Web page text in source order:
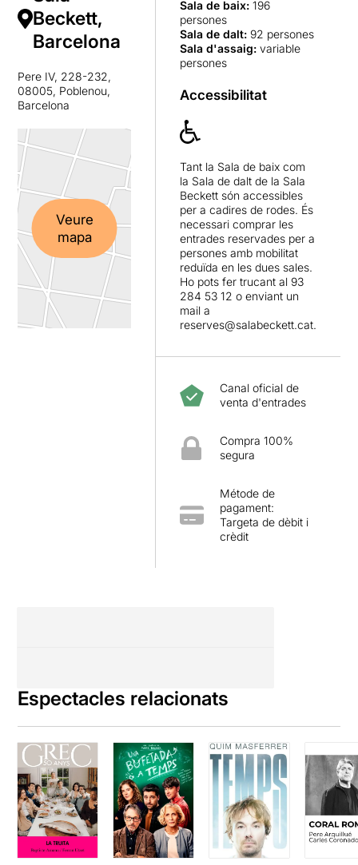
Beckett,
Barcelona
Pere IV, 228-232,
08005, Poblenou,
Barcelona
Veure
mapa
Sala de baix:196
persones
Sala de dalt:92 persones
Sala d'assaig:variable
persones
Accessibilitat
Tant la Sala de baix com
la Sala de dalt de la Sala
Beckett són accessibles
per a cadires de rodes. És
necessari comprar les
entrades reservades per a
persones amb mobilitat
reduïda en les dues sales.
Ho pots fer trucant al 93
284 53 12 o enviant un
mail a
reserves@salabeckett.cat.
Canal oficial de
venta d'entrades
Compra 100%
segura
Métode de
pagament:
Targeta de dèbit i
crèdit
Espectacles relacionats